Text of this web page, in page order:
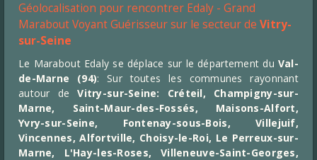
Géolocalisation pour rencontrer Edaly - Grand
Marabout Voyant Guérisseur sur le secteur de Vitry-
sur-Seine
Le Marabout Edaly se déplace sur le département du Val-
de-Marne
(94): Sur toutes les communes rayonnant
autour deVitry-sur-Seine: Créteil, Champigny-sur-
Marne, Saint-Maur-des-Fossés, Maisons-Alfort,
Yvry-sur-Seine, Fontenay-sous-Bois, Villejuif,
Vincennes, Alfortville, Choisy-le-Roi, Le Perreux-sur-
Marne, L'Hay-les-Roses, Villeneuve-Saint-Georges,